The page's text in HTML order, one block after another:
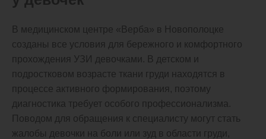
В медицинском центре «Верба» в Новополоцке
созданы все условия для бережного и комфортного
прохождения УЗИ девочками. В детском и
подростковом возрасте ткани груди находятся в
процессе активного формирования, поэтому
диагностика требует особого профессионализма.
Поводом для обращения к специалисту могут стать
жалобы девочки на боли или зуд в области груди,